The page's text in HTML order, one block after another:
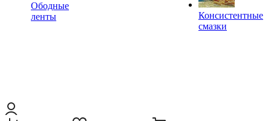
Ободные
ленты
Консистентные
смазки